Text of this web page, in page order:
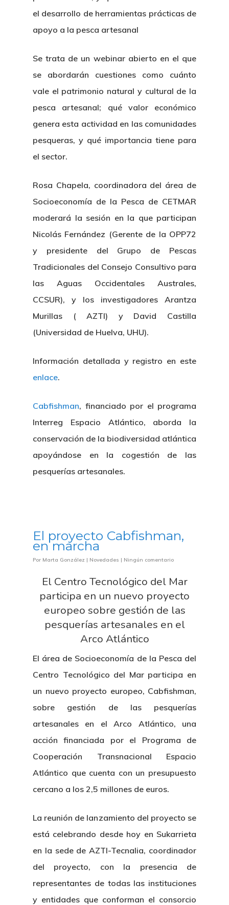
el desarrollo de herramientas prácticas de
apoyo a la pesca artesanal
Se trata de un webinar abierto en el que
se abordarán cuestiones como cuánto
vale el patrimonio natural y cultural de la
pesca artesanal; qué valor económico
genera esta actividad en las comunidades
pesqueras, y qué importancia tiene para
el sector.
Rosa Chapela, coordinadora del área de
Socioeconomía de la Pesca de CETMAR
moderará la sesión en la que participan
Nicolás Fernández (Gerente de la OPP72
y presidente del Grupo de Pescas
Tradicionales del Consejo Consultivo para
las Aguas Occidentales Australes,
CCSUR), y los investigadores Arantza
Murillas ( AZTI) y David Castilla
(Universidad de Huelva, UHU).
Información detallada y registro en este
enlace.
Cabfishman, financiado por el programa
Interreg Espacio Atlántico, aborda la
conservación de la biodiversidad atlántica
apoyándose en la cogestión de las
pesquerías artesanales.
El proyecto Cabfishman,
en marcha
Por Marta González | Novedades | Ningún comentario
El Centro Tecnológico del Mar
participa en un nuevo proyecto
europeo sobre gestión de las
pesquerías artesanales en el
Arco Atlántico
El área de Socioeconomía de la Pesca del
Centro Tecnológico del Mar participa en
un nuevo proyecto europeo, Cabfishman,
sobre gestión de las pesquerías
artesanales en el Arco Atlántico, una
acción financiada por el Programa de
Cooperación Transnacional Espacio
Atlántico que cuenta con un presupuesto
cercano a los 2,5 millones de euros.
La reunión de lanzamiento del proyecto se
está celebrando desde hoy en Sukarrieta
en la sede de AZTI-Tecnalia, coordinador
del proyecto, con la presencia de
representantes de todas las instituciones
y entidades que conforman el consorcio
Nosotros
Organización
Directorio De Personal
Patronato
Identidad Corporativa
Manual De Identidad
Corporativa
Contacto
Novedades
Actualidad
Proyectos
Publicaciones
Memoria
Centro De
Boletín De Noticias
Contratación
Empleo
Licitaciones
Gobierno
Plan De Igualdad